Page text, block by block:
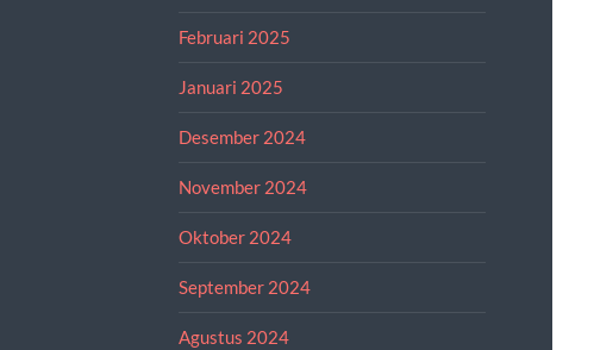
Februari 2025
Januari 2025
Desember 2024
November 2024
Oktober 2024
September 2024
Agustus 2024